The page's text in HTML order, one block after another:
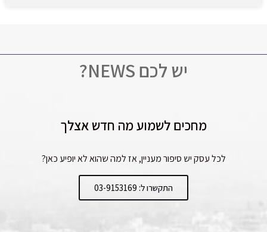
יש לכם NEWS?
מחכים לשמוע מה חדש אצלך
לכל עסק יש סיפור מעניין, אז למה שהוא לא יופיע כאן?
התקשרו ל: 03-9153169